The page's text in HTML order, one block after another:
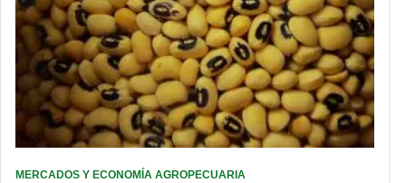
MERCADOS Y ECONOMÍA AGROPECUARIA